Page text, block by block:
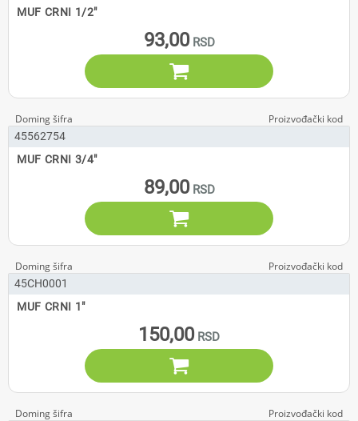
MUF CRNI 1/2"
93,00

45562754
MUF CRNI 3/4"
89,00

45CH0001
MUF CRNI 1"
150,00
